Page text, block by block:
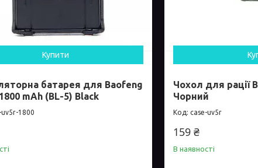
Купити
батарея для Baofeng
mAh (BL-5) Black
1800
Чохол для рації
Чорний
case-uv5r
159 ₴
В наявності